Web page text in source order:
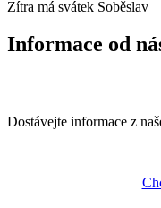
Zítra má svátek Soběslav
Informace od
Dostávejte informace z